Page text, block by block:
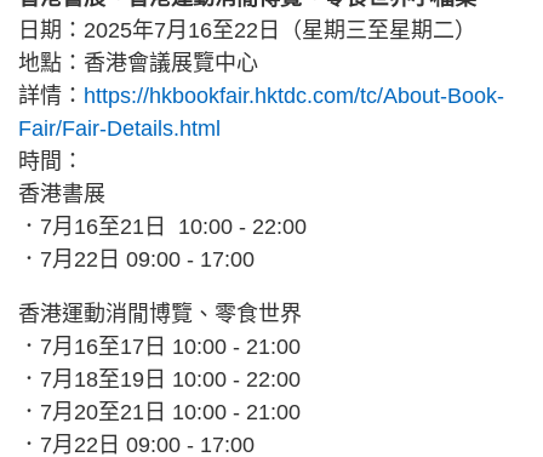
日期：2025年7月16至22日（星期三至星期二）
地點：香港會議展覽中心
詳情： https://hkbookfair.hktdc.com/tc/About-Book-
Fair/Fair-Details.html
時間：
香港書展
．7月16至21日 10:00 - 22:00
．7月22日 09:00 - 17:00
香港運動消閒博覽、零食世界
．7月16至17日 10:00 - 21:00
．7月18至19日 10:00 - 22:00
．7月20至21日 10:00 - 21:00
．7月22日 09:00 - 17:00